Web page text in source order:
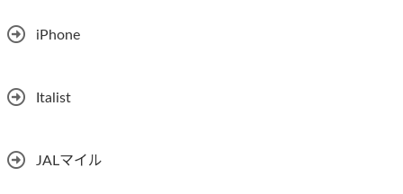
iPhone
Italist
JALマイル